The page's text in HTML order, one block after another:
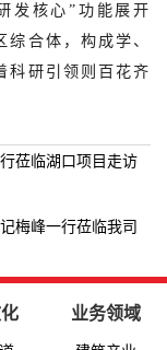
发核心”功能展开
合体，构成学、
科研引领则百花齐
莅临湖口项目走访
梅峰一行莅临我司
业务领域